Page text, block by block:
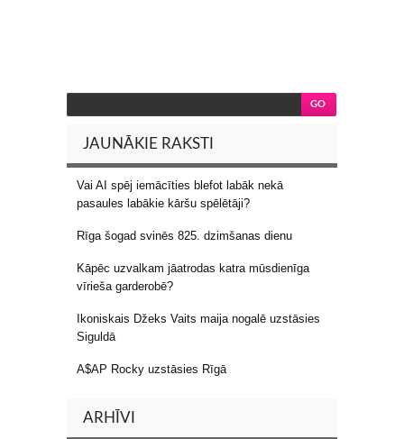
JAUNĀKIE RAKSTI
Vai AI spēj iemācīties blefot labāk nekā
pasaules labākie kāršu spēlētāji?
Rīga šogad svinēs 825. dzimšanas dienu
Kāpēc uzvalkam jāatrodas katra mūsdienīga
vīrieša garderobē?
Ikoniskais Džeks Vaits maija nogalē uzstāsies
Siguldā
A$AP Rocky uzstāsies Rīgā
ARHĪVI